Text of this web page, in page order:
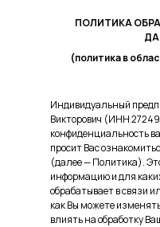
ПОЛИТИКА
(политика в
Индивидуальный
Викторович (ИНН
конфиденциальность
просит Вас
(далее — Политика).
информацию и для
обрабатывает в связи
как Вы можете
влиять на обработку